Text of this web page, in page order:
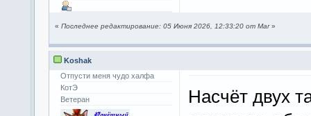
« Последнее редактирование: 05 Июня 2026, 12:33:20 от Mar»
Koshak
Отпусти меня чудо халфа
КотЭ
Ветеран
Насчёт двух